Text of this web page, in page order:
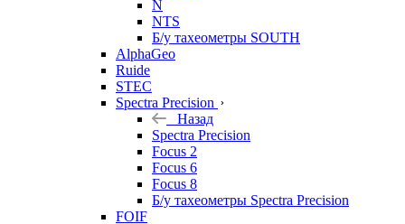
N
NTS
Б/у тахеометры SOUTH
AlphaGeo
Ruide
STEC
Spectra Precision
Назад
Spectra Precision
Focus 2
Focus 6
Focus 8
Б/у тахеометры Spectra Precision
FOIF